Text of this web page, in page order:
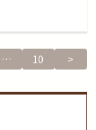
… 10 >